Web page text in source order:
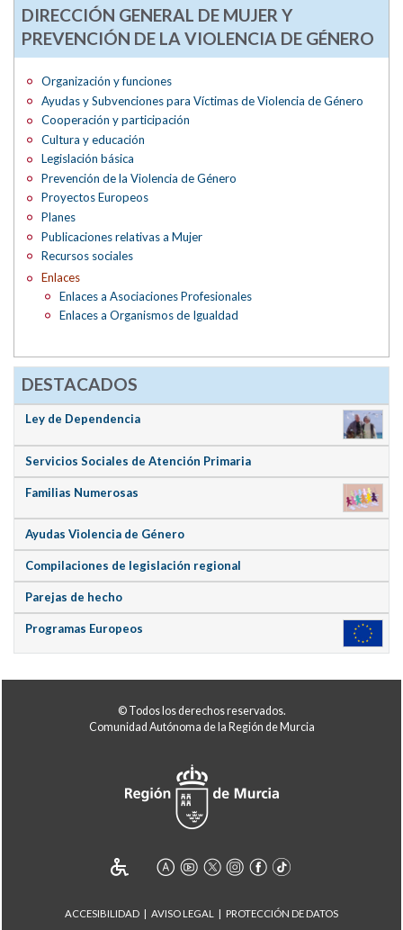
DIRECCIÓN GENERAL DE MUJER Y
PREVENCIÓN DE LA VIOLENCIA DE GÉNERO
Organización y funciones
Ayudas y Subvenciones para Víctimas de Violencia de Género
Cooperación y participación
Cultura y educación
Legislación básica
Prevención de la Violencia de Género
Proyectos Europeos
Planes
Publicaciones relativas a Mujer
Recursos sociales
Enlaces
Enlaces a Asociaciones Profesionales
Enlaces a Organismos de Igualdad
DESTACADOS
Ley de Dependencia
Servicios Sociales de Atención Primaria
Familias Numerosas
Ayudas Violencia de Género
Compilaciones de legislación regional
Parejas de hecho
Programas Europeos
© Todos los derechos reservados.
Comunidad Autónoma de la Región de Murcia
ACCESIBILIDAD AVISO LEGAL PROTECCIÓN DE DATOS